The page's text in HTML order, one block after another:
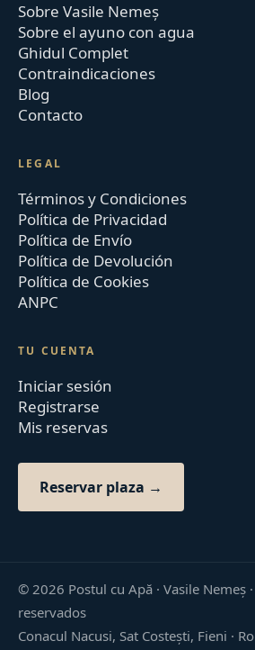
Sobre Vasile Nemeș
Sobre el ayuno con agua
Ghidul Complet
Contraindicaciones
Blog
Contacto
LEGAL
Términos y Condiciones
Política de Privacidad
Política de Envío
Política de Devolución
Política de Cookies
ANPC
TU CUENTA
Iniciar sesión
Registrarse
Mis reservas
Reservar plaza →
©2026 Postul cu Apă · Vasile Nemeș
reservados
Conacul Nacusi, Sat Costești, Fieni ·